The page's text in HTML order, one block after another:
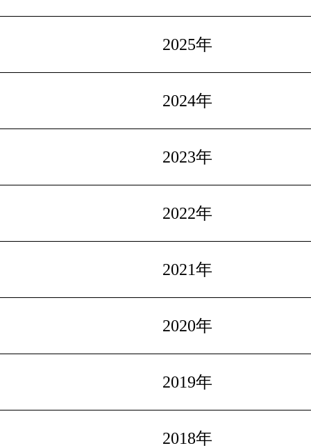
2025年
2024年
2023年
2022年
2021年
2020年
2019年
2018年